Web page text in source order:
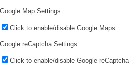
Google Map Settings:
Click to enable/disable Google Maps.
Google reCaptcha Settings:
Click to enable/disable Google reCaptcha.